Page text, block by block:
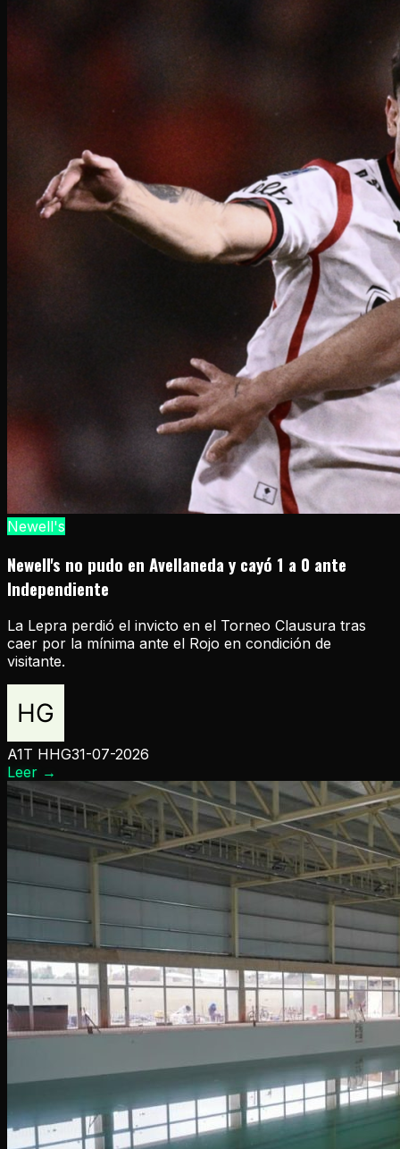
Newell's
Newell's no pudo en Avellaneda y cayó 1 a 0 ante
Independiente
La Lepra perdió el invicto en el Torneo Clausura tras
caer por la mínima ante el Rojo en condición de
visitante.
A1T HHG31-07-2026
Leer →